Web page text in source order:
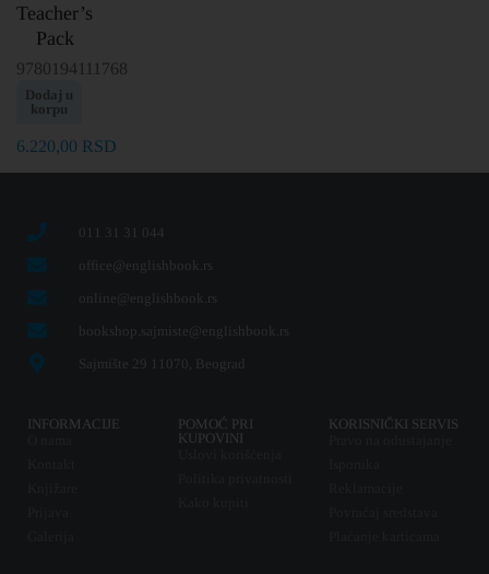
Teacher’s
Pack
9780194111768
Dodaj u
korpu
6.220,00 RSD
011 31 31 044
office@englishbook.rs
online@englishbook.rs
bookshop.sajmiste@englishbook.rs
Sajmište 29 11070, Beograd
INFORMACIJE
POMOĆ PRI
KUPOVINI
KORISNIČKI SERVIS